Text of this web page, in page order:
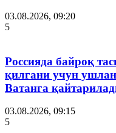
03.08.2026, 09:20
5
Россияда байроқ
қилгани учун
Ватанга
03.08.2026, 09:15
5